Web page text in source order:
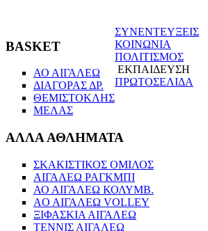
BASKET
ΑΟ ΑΙΓΑΛΕΩ
ΔΙΑΓΟΡΑΣ ΔΡ.
ΘΕΜΙΣΤΟΚΛΗΣ
ΜΕΛΑΣ
ΑΛΛΑ ΑΘΛΗΜΑΤΑ
ΣΚΑΚΙΣΤΙΚΟΣ ΟΜΙΛΟΣ
ΑΙΓΑΛΕΩ ΡΑΓΚΜΠΙ
ΑΟ ΑΙΓΑΛΕΩ ΚΟΛΥΜΒ.
AO AIΓΑΛΕΩ VOLLEY
ΞΙΦΑΣΚΙΑ ΑΙΓΑΛΕΩ
ΤΕΝΝΙΣ ΑΙΓΑΛΕΩ
ΣΥΝΕΝΤΕΥΞΕΙΣ
ΚΟΙΝΩΝΙΑ
ΠΟΛΙΤΙΣΜΟΣ
ΕΚΠΑΙΔΕΥΣΗ
ΠΡΩΤΟΣΕΛΙΔΑ